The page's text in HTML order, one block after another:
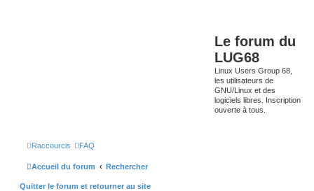
Le forum du
LUG68
Linux Users Group 68,
les utilisateurs de
GNU/Linux et des
logiciels libres. Inscription
ouverte à tous.
Raccourcis FAQ
Accueil du forum Rechercher
Quitter le forum et retourner au site